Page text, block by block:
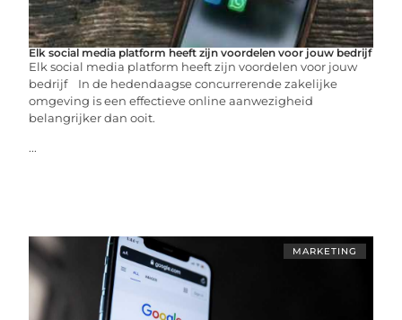
Elk social media platform heeft zijn voordelen voor jouw bedrijf
Elk social media platform heeft zijn voordelen voor jouw
bedrijf In de hedendaagse concurrerende zakelijke
omgeving is een effectieve online aanwezigheid
belangrijker dan ooit.
...
MARKETING